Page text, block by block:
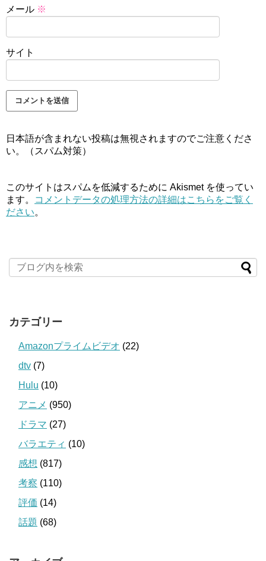
メール ※
サイト
日本語が含まれない投稿は無視されますのでご注意くださ
い。（スパム対策）
このサイトはスパムを低減するために Akismet を使ってい
ます。
コメントデータの処理方法の詳細はこちらをご覧く
ださい。
カテゴリー
Amazonプライムビデオ (22)
dtv (7)
Hulu (10)
アニメ (950)
ドラマ (27)
バラエティ (10)
感想 (817)
考察 (110)
評価 (14)
話題 (68)